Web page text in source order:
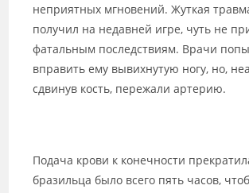
неприятных мгновений. Жуткая
получил на недавней игре, чуть не
фатальным последствиям. Врачи
вправить ему вывихнутую ногу, но,
сдвинув кость, пережали артерию.
Подача крови к конечности
бразильца было всего пять часов,